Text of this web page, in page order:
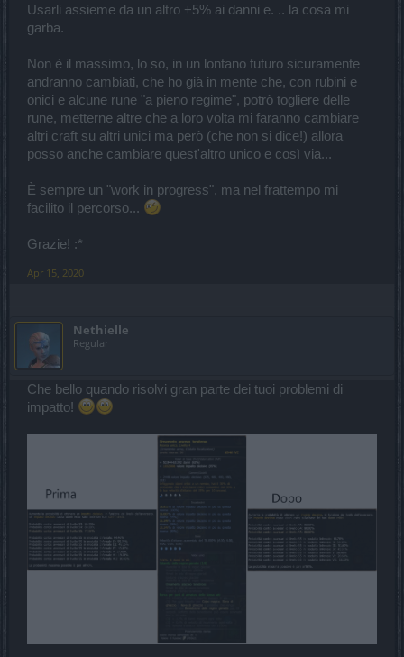
Usarli assieme da un altro +5% ai danni e. .. la cosa mi
garba.
Non è il massimo, lo so, in un lontano futuro sicuramente
andranno cambiati, che ho già in mente che, con rubini e
onici e alcune rune "a pieno regime", potrò togliere delle
rune, metterne altre che a loro volta mi faranno cambiare
altri craft su altri unici ma però (che non si dice!) allora
posso anche cambiare quest'altro unico e così via...
È sempre un "work in progress", ma nel frattempo mi
facilito il percorso...
Grazie! :*
Apr 15, 2020
Nethielle
Regular
Che bello quando risolvi gran parte dei tuoi problemi di
impatto!